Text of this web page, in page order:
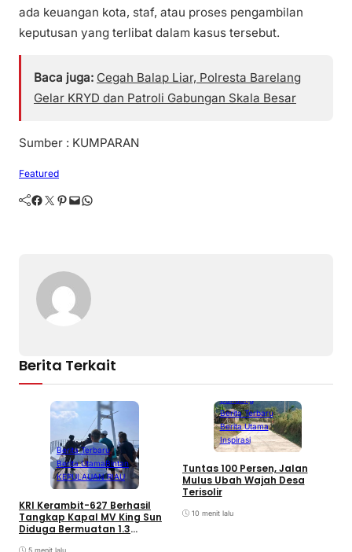
ada keuangan kota, staf, atau proses pengambilan
keputusan yang terlibat dalam kasus tersebut.
Baca juga: Cegah Balap Liar, Polresta Barelang
Gelar KRYD dan Patroli Gabungan Skala Besar
Sumber : KUMPARAN
Featured
Facebook Twitter Pinterest Mail WhatsApp
Berita Terkait
Berita Terbaru
Berita UtamaBintan
KEPULAUAN RIAU
KRI Kerambit-627 Berhasil
Tangkap Kapal MV King Sun
Diduga Bermuatan 1.3
5 menit lalu
Bandung
Berita Terbaru
Berita Utama
Inspirasi
Tuntas 100 Persen, Jalan
Mulus Ubah Wajah Desa
Terisolir
10 menit lalu